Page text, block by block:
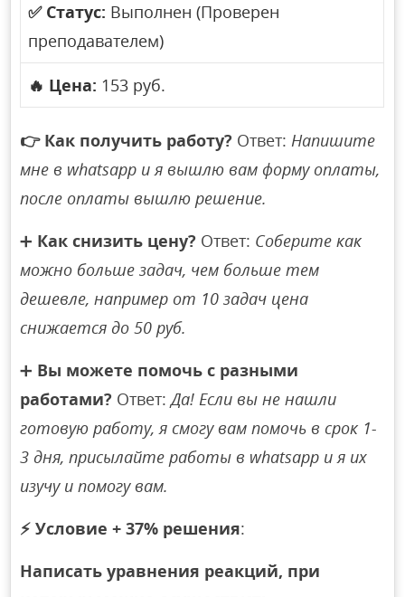
✅ Статус: Выполнен (Проверен
преподавателем)
🔥 Цена: 153 руб.
👉 Как получить работу? Ответ:Напишите
мне в whatsapp и я вышлю вам форму оплаты,
после оплаты вышлю решение.
➕ Как снизить цену? Ответ: Соберите как
можно больше задач, чем больше тем
дешевле, например от 10 задач цена
снижается до 50 руб.
➕ Вы можете помочь с разными
работами? Ответ:Да! Если вы не нашли
готовую работу, я смогу вам помочь в срок 1-
3 дня, присылайте работы в whatsapp и я их
изучу и помогу вам.
⚡ Условие + 37% решения:
Написать уравнения реакций, при